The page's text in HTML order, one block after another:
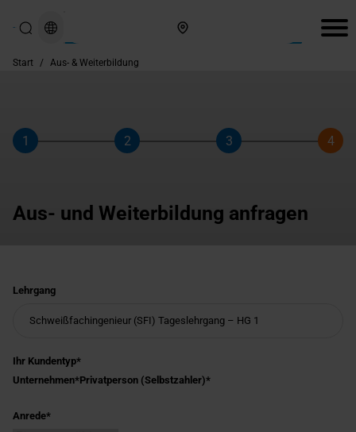
Start / Aus- & Weiterbildung
Schritt
1
Schritt
2
Schritt
3 4
Aus- und Weiterbildung anfragen
Lehrgang
Ihr Kundentyp
Unternehmen Privatperson (Selbstzahler)
Anrede